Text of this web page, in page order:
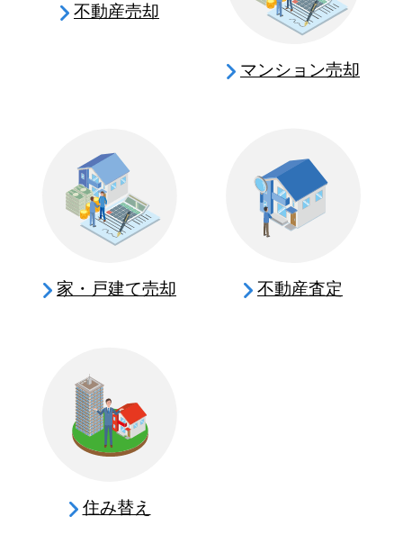
不動産売却
マンション売却
家・戸建て売却 不動産査定
住み替え